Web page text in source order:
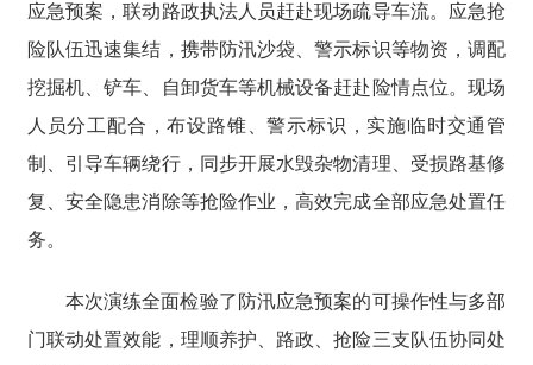
应急预案，联动路政执法人员赶赴现场疏导车流。应急抢
险队伍迅速集结，携带防汛沙袋、警示标识等物资，调配
挖掘机、铲车、自卸货车等机械设备赶赴险情点位。现场
人员分工配合，布设路锥、警示标识，实施临时交通管
制、引导车辆绕行，同步开展水毁杂物清理、受损路基修
复、安全隐患消除等抢险作业，高效完成全部应急处置任
务。
本次演练全面检验了防汛应急预案的可操作性与多部
门联动处置效能，理顺养护、路政、抢险三支队伍协同处